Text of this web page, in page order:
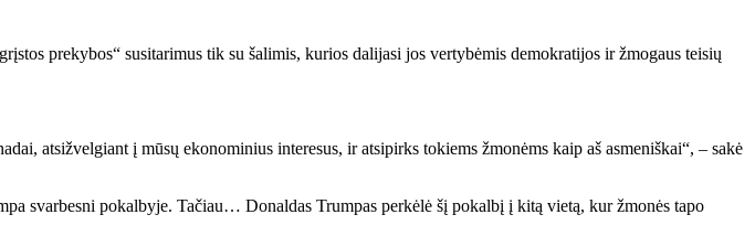
prekybos“ susitarimus tik su šalimis, kurios dalijasi jos vertybėmis demokratijos ir žmogaus teisių
atsižvelgiant į mūsų ekonominius interesus, ir atsipirks tokiems žmonėms kaip aš asmeniškai“, – sakė
svarbesni pokalbyje. Tačiau… Donaldas Trumpas perkėlė šį pokalbį į kitą vietą, kur žmonės tapo